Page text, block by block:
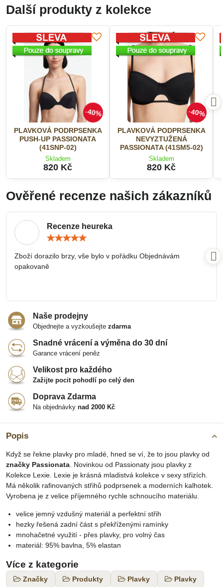
Popis
Když se řekne plavky pro mladé, hned se ví, že to jsou plavky od
značky Passionata. Novinkou od Passionaty jsou plavky z
Kolekce Lexie. Lexie je krásná mladistvá kolekce v sexy střizích.
Má několik rafinovaných střihů podprsenek a moderních kalhotek.
Vyrobena je z velice příjemného rychle schnoucího materiálu.
velice jemný vzdušný materiál a perfektní střih
hezky řešená zadní část s překříženými ramínky
mnohačetné využití - přes plavky, pro volný čas
materiál: 95% bavlna, 5% elastan
Více z kategorie
Značky Produkty Plavky Plavky
Další produkty z kolekce
40%
PLAVKOVÁ PODRPSENKA
PUSH-UP PASSIONATA
(41SNP-02)
Skladem
820 Kč
40%
PLAVKOVÁ PODPRSENKA
NEVYZTUŽENÁ
PASSIONATA (41SM5-02)
Skladem
820 Kč
Ověřené recenze našich zákazníků
Recenze heureka
5
Zboží dorazilo brzy, vše bylo v pořádku Objednávám
opakovaně
Naše prodejny
Objednejte a vyzkoušejte zdarma
Snadné vrácení a výměna do 30 dní
Garance vrácení peněz
Velikost pro každého
Zažijte pocit pohodlí po celý den
Doprava Zdarma
Na objednávky nad 2000 Kč